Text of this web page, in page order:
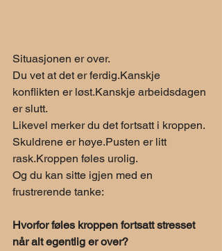
Situasjonen er over.
Du vet at det er ferdig.Kanskje
konflikten er løst.Kanskje arbeidsdagen
er slutt.
Likevel merker du det fortsatt i kroppen.
Skuldrene er høye.Pusten er litt
rask.Kroppen føles urolig.
Og du kan sitte igjen med en
frustrerende tanke:
Hvorfor føles kroppen fortsatt stresset
når alt egentlig er over?